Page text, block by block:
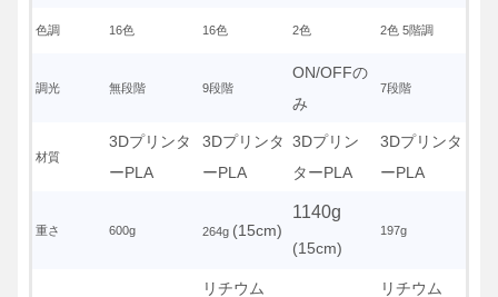
色調 16色 16色 2色 2色 5階調
調光 無段階 9段階
ON/OFFの
み
7段階
材質
3Dプリンタ
ーPLA
3Dプリンタ
ーPLA
3Dプリン
ターPLA
3Dプリンタ
ーPLA
重さ 600g 264g (15cm)
1140g
(15cm)
197g
リチウム
リチウム